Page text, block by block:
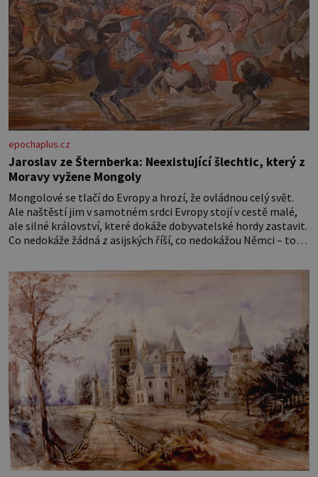
epochaplus.cz
Jaroslav ze Šternberka: Neexistující šlechtic, který z
Moravy vyžene Mongoly
Mongolové se tlačí do Evropy a hrozí, že ovládnou celý svět.
Ale naštěstí jim v samotném srdci Evropy stojí v cestě malé,
ale silné království, které dokáže dobyvatelské hordy zastavit.
Co nedokáže žádná z asijských říší, co nedokážou Němci – to
postupují podél Kaspického a Azovského moře,